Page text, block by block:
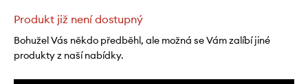
Produkt již není dostupný
Bohužel Vás někdo předběhl, ale možná se Vám zalíbí jiné
produkty z naší nabídky.